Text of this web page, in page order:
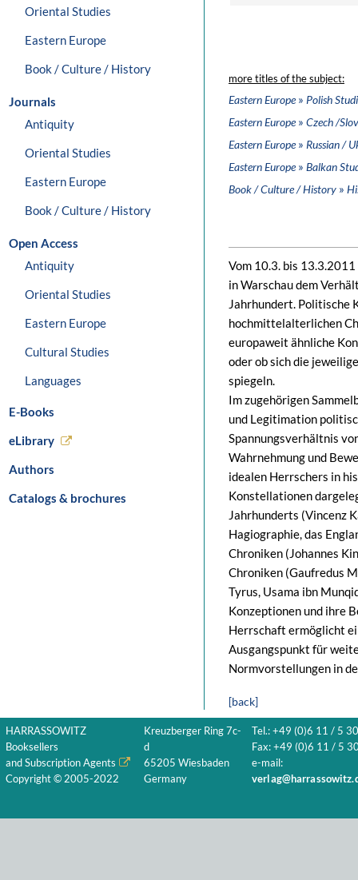
Oriental Studies
Eastern Europe
Book / Culture / History
Journals
Antiquity
Oriental Studies
Eastern Europe
Book / Culture / History
Open Access
Antiquity
Oriental Studies
Eastern Europe
Cultural Studies
Languages
E-Books
eLibrary
Authors
Catalogs & brochures
more titles of the subject:
Eastern Europe» Polish
Eastern Europe» Czech /
Eastern Europe» Russian /
Eastern Europe» Balkan
Book / Culture / History »
Vom 10.3. bis
in Warschau dem
Jahrhundert. Politische
hochmittelalterlichen
europaweit ähnliche
oder ob sich die
spiegeln.
Im zugehörigen
und Legitimation
Spannungsverhältnis
Wahrnehmung und
idealen Herrschers in
Konstellationen
Jahrhunderts (Vincenz
Hagiographie, das
Chroniken (Johannes
Chroniken (Gaufredus
Tyrus, Usama ibn
Konzeptionen und ihre
Herrschaft ermöglicht
Ausgangspunkt für
Normvorstellungen in
[back]
HARRASSOWITZ
Booksellers
and Subscription Agents
Copyright © 2005-2022
Kreuzberger Ring 7c-
d
65205 Wiesbaden
Germany
Tel.: +49 (0)6 11 / 5
Fax: +49 (0)6 11 / 5
e-mail: